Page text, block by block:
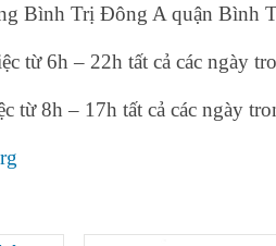
Bình Trị Đông A quận Bình
từ 6h – 22h tất cả các ngày
từ 8h – 17h tất cả các ngày